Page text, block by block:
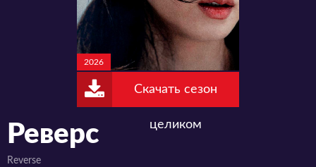
2026
Скачать сезон
целиком
Реверс
Reverse